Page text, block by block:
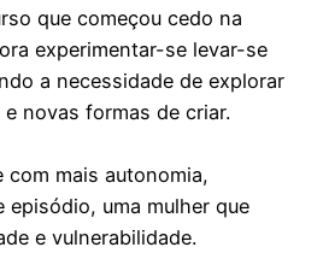
que começou cedo na
experimentar-se levar-se
a necessidade de explorar
novas formas de criar.
com mais autonomia,
episódio, uma mulher que
e vulnerabilidade.